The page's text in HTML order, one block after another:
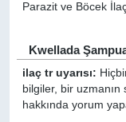
Parazit ve Böcek
Kwellada
ilaç tr uyarısı:
bilgiler, bir
hakkında yorum